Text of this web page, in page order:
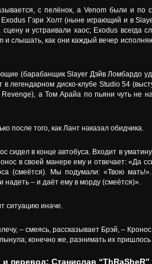
с пелёнок, а Venom были и по
Гэри Холт (ныне играющий и в
и устраивали хаос; Exodus всегда
и слышать, как они каждый вечер
(барабанщик Slayer Дэйв Ломбардо
легендарном диско-клубе Studio 54
а Том Арайа по пьяни чуть не
после того, как Лант наказал обидчика.
сидел в конце автобуса. Входит в
в своей манере ему и отвечает: «Да
(смеётся). Мы подумали: «Твою
надеть – и даёт ему в морду (смеётся)».
ситуацию иначе.
– смеясь, рассказывает Брэй, – Кронос
конечно же, разнимать их
перевод: Станислав “ThRaSheR”